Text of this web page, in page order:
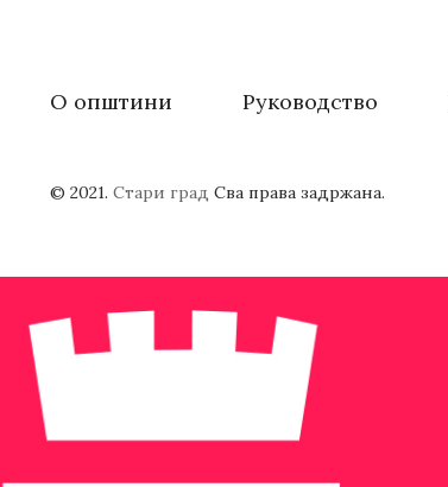
О општини Руководство
© 2021. Стари град Сва права задржана.